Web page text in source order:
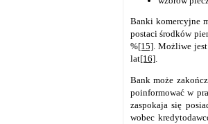
Banki komercyjne
postaci środków
%[15]. Możliwe
lat[16].
Bank może
poinformować w
zaspokaja się
wobec